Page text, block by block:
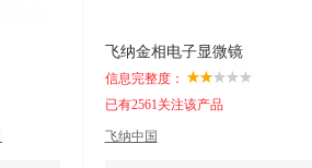
飞纳金相电子显微镜
信息完整度：
已有2561关注该产品
飞纳中国